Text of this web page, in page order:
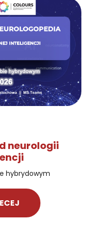
neurologii
hybrydowym